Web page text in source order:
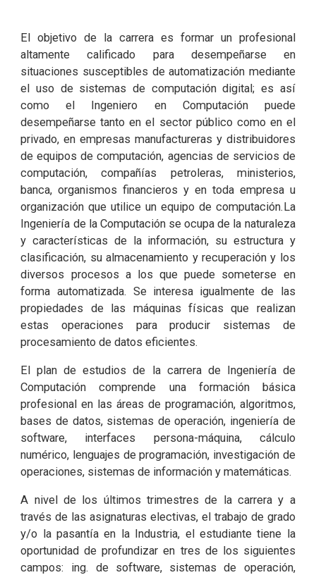
El objetivo de la carrera es formar un profesional
altamente calificado para desempeñarse en
situaciones susceptibles de automatización mediante
el uso de sistemas de computación digital; es así
como el Ingeniero en Computación puede
desempeñarse tanto en el sector público como en el
privado, en empresas manufactureras y distribuidores
de equipos de computación, agencias de servicios de
computación, compañías petroleras, ministerios,
banca, organismos financieros y en toda empresa u
organización que utilice un equipo de computación.La
Ingeniería de la Computación se ocupa de la naturaleza
y características de la información, su estructura y
clasificación, su almacenamiento y recuperación y los
di­versos procesos a los que puede someterse en
forma auto­matizada. Se interesa igualmente de las
propiedades de las máquinas físicas que realizan
estas operaciones para pro­ducir sistemas de
procesamiento de datos eficientes.
El plan de estudios de la carrera de Ingeniería de
Computación comprende una formación básica
profesional en las áreas de programación, algoritmos,
bases de datos, sistemas de operación, ingeniería de
software, interfaces persona-máquina, cálculo
numérico, lenguajes de programación, investigación de
operaciones, sistemas de información y matemáticas.
A nivel de los últimos trimestres de la carrera y a
través de las asignaturas electivas, el trabajo de grado
y/o la pasantía en la Industria, el estudiante tiene la
oportunidad de profundizar en tres de los siguientes
campos: ing. de software, sistemas de operación,